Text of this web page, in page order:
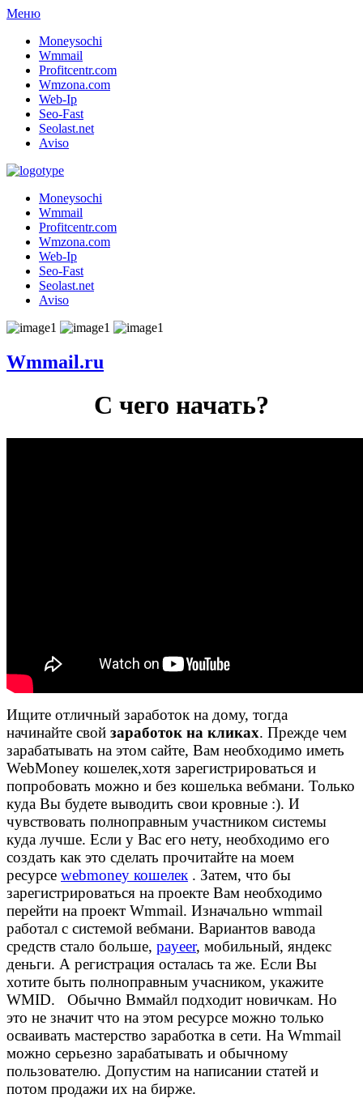
Меню
Moneysochi
Wmmail
Profitcentr.com
Wmzona.com
Web-Ip
Seo-Fast
Seolast.net
Aviso
Moneysochi
Wmmail
Profitcentr.com
Wmzona.com
Web-Ip
Seo-Fast
Seolast.net
Aviso
Wmmail.ru
С чего начать?
Ищите отличный заработок на дому, тогда
начинайте свой заработок на кликах. Прежде чем
зарабатывать на этом сайте, Вам необходимо иметь
WebMoney кошелек,хотя зарегистрироваться и
попробовать можно и без кошелька вебмани. Только
куда Вы будете выводить свои кровные :). И
чувствовать полноправным участником системы
куда лучше. Если у Вас его нету, необходимо его
создать как это сделать прочитайте на моем
ресурсе webmoney кошелек . Затем, что бы
зарегистрироваться на проекте Вам необходимо
перейти на проект Wmmail. Изначально wmmail
работал с системой вебмани. Вариантов вавода
средств стало больше, payeer, мобильный, яндекс
деньги. А регистрация осталась та же. Если Вы
хотите быть полноправным учасником, укажите
WMID. Обычно Вммайл подходит новичкам. Но
это не значит что на этом ресурсе можно только
осваивать мастерство заработка в сети. На Wmmail
можно серьезно зарабатывать и обычному
пользователю. Допустим на написании статей и
потом продажи их на бирже.